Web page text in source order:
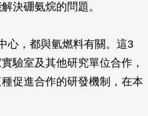
決硼氨烷的問題。
心，都與氫燃料有關。這3
驗室及其他研究單位合作，
促進合作的研發機制，在本